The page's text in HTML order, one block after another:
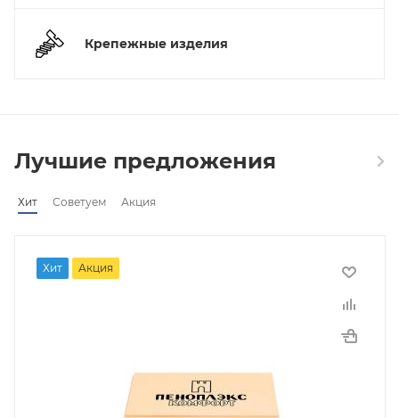
Крепежные изделия
Лучшие предложения
Хит Советуем Акция
Хит Акция